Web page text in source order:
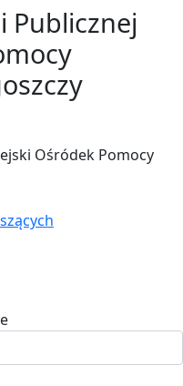
do treści
do menu
Publicznej
Ośródek Pomocy